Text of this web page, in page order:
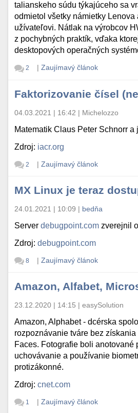
talianskeho súdu týkajúceho sa
odmietol všetky námietky
užívateľovi. Nátlak na výrobcov
z pochybných praktík, vďaka
desktopových operačných
2 | Zaujímavý článok
Faktorizovanie čísel
04.03.2021 | 16:42 | Michelozzo
Matematik Claus Peter Schnorr
Zdroj: iacr.org
2 | Zaujímavý článok
MX Linux je teraz
24.01.2021 | 10:09 | bedňa
Server debugpoint.com zverejnil
Zdroj: debugpoint.com
8 | Zaujímavý článok
Amazon, Alfabet,
23.12.2020 | 14:15 | easySolution
Amazon, Alphabet - dcérska
rozpoznávanie tváre bez
Faces. Fotografie boli anotované
uchovávanie a používanie
protizákonné.
Zdroj: cnet.com
1 | Zaujímavý článok